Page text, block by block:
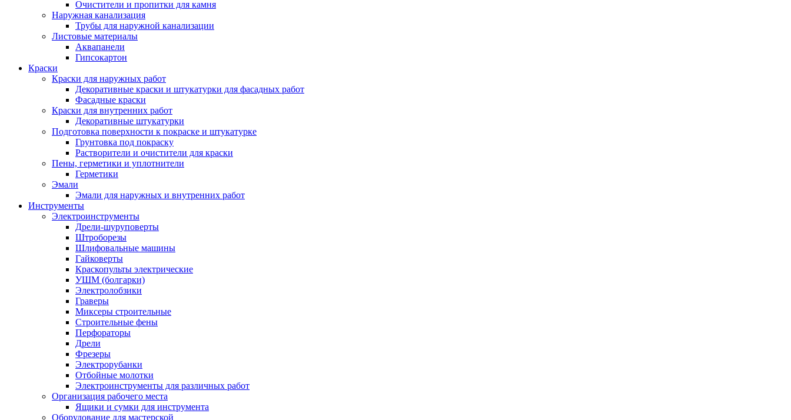
Очистители и пропитки для камня
Наружная канализация
Трубы для наружной канализации
Листовые материалы
Аквапанели
Гипсокартон
Краски
Краски для наружных работ
Декоративные краски и штукатурки для фасадных работ
Фасадные краски
Краски для внутренних работ
Декоративные штукатурки
Подготовка поверхности к покраске и штукатурке
Грунтовка под покраску
Растворители и очистители для краски
Пены, герметики и уплотнители
Герметики
Эмали
Эмали для наружных и внутренних работ
Инструменты
Электроинструменты
Дрели-шуруповерты
Штроборезы
Шлифовальные машины
Гайковерты
Краскопульты электрические
УШМ (болгарки)
Электролобзики
Граверы
Миксеры строительные
Строительные фены
Перфораторы
Дрели
Фрезеры
Электрорубанки
Отбойные молотки
Электроинструменты для различных работ
Организация рабочего места
Ящики и сумки для инструмента
Оборудование для мастерской